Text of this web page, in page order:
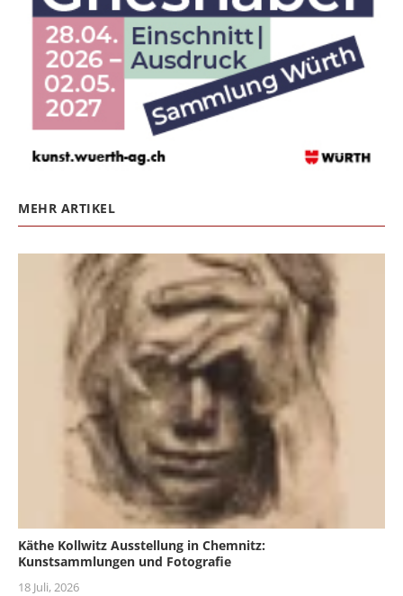
MEHR ARTIKEL
Käthe Kollwitz Ausstellung in Chemnitz:
Kunstsammlungen und Fotografie
18 Juli, 2026